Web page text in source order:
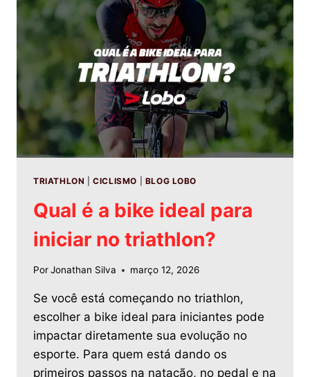
TRIATHLON |CICLISMO BLOG LOBO
Qual é a bike ideal para
iniciar no triathlon?
PorJonathan Silva março 12, 2026
Se você está começando no triathlon,
escolher a bike ideal para iniciantes pode
impactar diretamente sua evolução no
esporte. Para quem está dando os
primeiros passos na natação, no pedal e na